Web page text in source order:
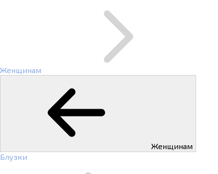
Женщинам
Женщинам
Блузки